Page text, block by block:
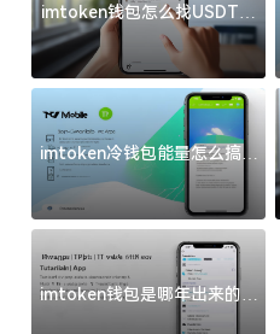
imtoken钱包怎么找USDT地
址？三步搞定不踩坑
imtoken冷钱包能量怎么搞？
过来人告诉你门道
imtoken钱包是哪年出来的？
一文给你说清楚